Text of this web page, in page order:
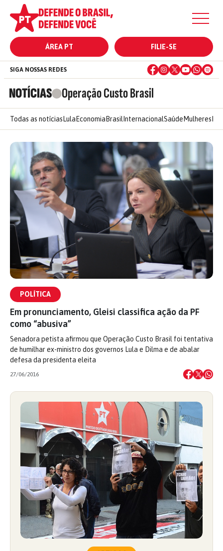
ÁREA PT FILIE-SE
NOTÍCIAS Operação Custo Brasil
SIGA NOSSAS REDES
Todas as notícias Lula Economia Brasil InternacionalSaúde Mulheres
POLÍTICA
Em pronunciamento, Gleisi classifica ação da PF
como “abusiva”
Senadora petista afirmou que Operação Custo Brasil foi tentativa
de humilhar ex-ministro dos governos Lula e Dilma e de abalar
defesa da presidenta eleita
27/06/2016